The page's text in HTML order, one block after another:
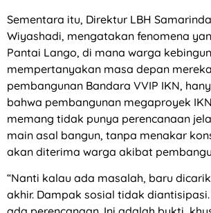
Sementara itu, Direktur LBH
Wiyashadi, mengatakan fenomena
Pantai Lango, di mana warga
mempertanyakan masa depan
pembangunan Bandara VVIP IKN,
bahwa pembangunan megaproyek
memang tidak punya perencanaan
main asal bangun, tanpa menakar
akan diterima warga akibat
“Nanti kalau ada masalah, baru
akhir. Dampak sosial tidak